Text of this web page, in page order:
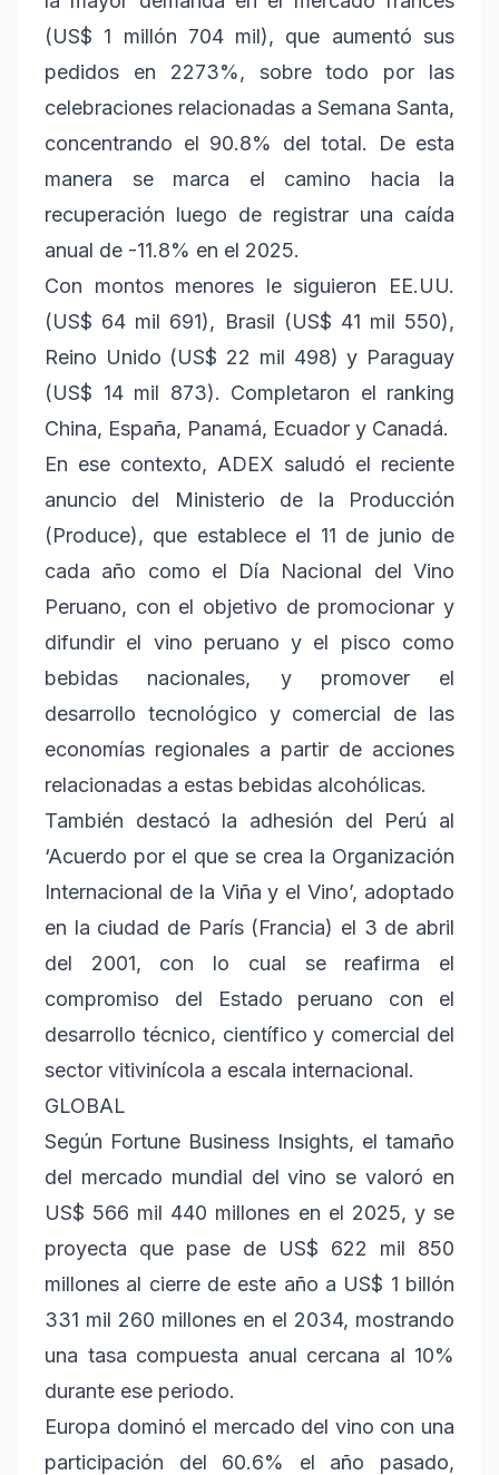
(US$ 1 millón 704 mil), que aumentó sus
pedidos en 2273%, sobre todo por las
celebraciones relacionadas a Semana Santa,
concentrando el 90.8% del total. De esta
manera se marca el camino hacia la
recuperación luego de registrar una caída
anual de -11.8% en el 2025.
Con montos menores le siguieron EE.UU.
(US$ 64 mil 691), Brasil (US$ 41 mil 550),
Reino Unido (US$ 22 mil 498) y Paraguay
(US$ 14 mil 873). Completaron el ranking
China, España, Panamá, Ecuador y Canadá.
En ese contexto, ADEX saludó el reciente
anuncio del Ministerio de la Producción
(Produce), que establece el 11 de junio de
cada año como el Día Nacional del Vino
Peruano, con el objetivo de promocionar y
difundir el vino peruano y el pisco como
bebidas nacionales, y promover el
desarrollo tecnológico y comercial de las
economías regionales a partir de acciones
relacionadas a estas bebidas alcohólicas.
También destacó la adhesión del Perú al
‘Acuerdo por el que se crea la Organización
Internacional de la Viña y el Vino’, adoptado
en la ciudad de París (Francia) el 3 de abril
del 2001, con lo cual se reafirma el
compromiso del Estado peruano con el
desarrollo técnico, científico y comercial del
sector vitivinícola a escala internacional.
GLOBAL
Según Fortune Business Insights, el tamaño
del mercado mundial del vino se valoró en
US$ 566 mil 440 millones en el 2025, y se
proyecta que pase de US$ 622 mil 850
millones al cierre de este año a US$ 1 billón
331 mil 260 millones en el 2034, mostrando
una tasa compuesta anual cercana al 10%
durante ese periodo.
Europa dominó el mercado del vino con una
participación del 60.6% el año pasado,